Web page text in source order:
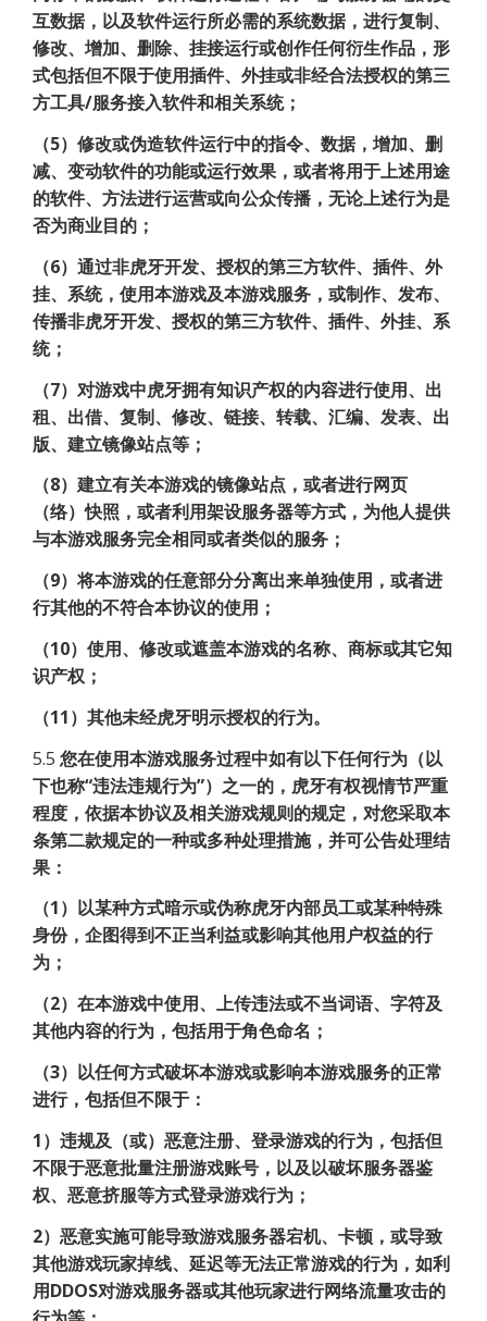
互数据，以及软件运行所必需的系统数据，进行复制、
修改、增加、删除、挂接运行或创作任何衍生作品，形
式包括但不限于使用插件、外挂或非经合法授权的第三
方工具/服务接入软件和相关系统；
（5）修改或伪造软件运行中的指令、数据，增加、删
减、变动软件的功能或运行效果，或者将用于上述用途
的软件、方法进行运营或向公众传播，无论上述行为是
否为商业目的；
（6）通过非虎牙开发、授权的第三方软件、插件、外
挂、系统，使用本游戏及本游戏服务，或制作、发布、
传播非虎牙开发、授权的第三方软件、插件、外挂、系
统；
（7）对游戏中虎牙拥有知识产权的内容进行使用、出
租、出借、复制、修改、链接、转载、汇编、发表、出
版、建立镜像站点等；
（8）建立有关本游戏的镜像站点，或者进行网页
（络）快照，或者利用架设服务器等方式，为他人提供
与本游戏服务完全相同或者类似的服务；
（9）将本游戏的任意部分分离出来单独使用，或者进
行其他的不符合本协议的使用；
（10）使用、修改或遮盖本游戏的名称、商标或其它知
识产权；
（11）其他未经虎牙明示授权的行为。
5.5 您在使用本游戏服务过程中如有以下任何行为（以
下也称“违法违规行为”）之一的，虎牙有权视情节严重
程度，依据本协议及相关游戏规则的规定，对您采取本
条第二款规定的一种或多种处理措施，并可公告处理结
果：
（1）以某种方式暗示或伪称虎牙内部员工或某种特殊
身份，企图得到不正当利益或影响其他用户权益的行
为；
（2）在本游戏中使用、上传违法或不当词语、字符及
其他内容的行为，包括用于角色命名；
（3）以任何方式破坏本游戏或影响本游戏服务的正常
进行，包括但不限于：
1）违规及（或）恶意注册、登录游戏的行为，包括但
不限于恶意批量注册游戏账号，以及以破坏服务器鉴
权、恶意挤服等方式登录游戏行为；
2）恶意实施可能导致游戏服务器宕机、卡顿，或导致
其他游戏玩家掉线、延迟等无法正常游戏的行为，如利
用DDOS对游戏服务器或其他玩家进行网络流量攻击的